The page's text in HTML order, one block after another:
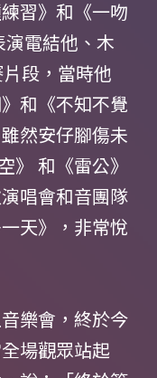
習》和《一吻
電結他、木
段，當時他
和《不知不覺
然安仔腳傷未
》 和《雷公》
唱會和音團隊
天》，非常悅
樂會，終於今
場觀眾站起